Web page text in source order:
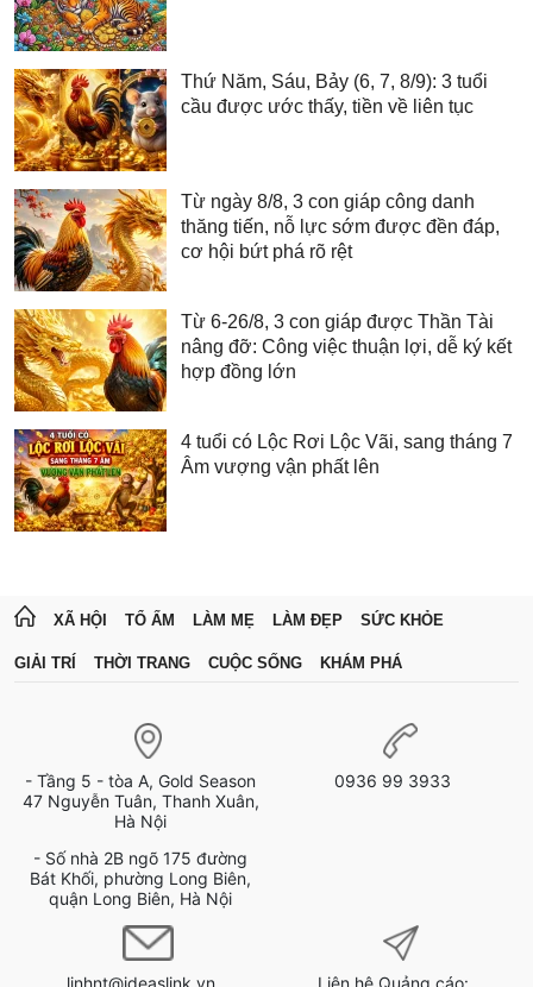
Thứ Năm, Sáu, Bảy (6, 7, 8/9): 3 tuổi
cầu được ước thấy, tiền về liên tục
Từ ngày 8/8, 3 con giáp công danh
thăng tiến, nỗ lực sớm được đền đáp,
cơ hội bứt phá rõ rệt
Từ 6-26/8, 3 con giáp được Thần Tài
nâng đỡ: Công việc thuận lợi, dễ ký kết
hợp đồng lớn
4 tuổi có Lộc Rơi Lộc Vãi, sang tháng 7
Âm vượng vận phất lên
XÃ HỘI TỔ ẤM LÀM MẸ LÀM ĐẸP SỨC KHỎE
GIẢI TRÍ THỜI TRANG CUỘC SỐNG KHÁM PHÁ
- Tầng 5 - tòa A, Gold Season
47 Nguyễn Tuân, Thanh Xuân,
Hà Nội
- Số nhà 2B ngõ 175 đường
Bát Khối, phường Long Biên,
quận Long Biên, Hà Nội
0936 99 3933